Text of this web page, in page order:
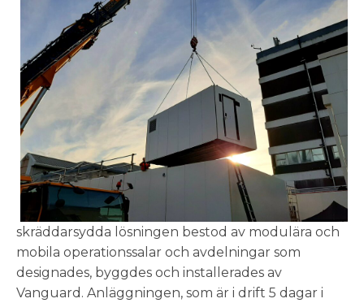
skräddarsydda lösningen bestod av modulära och
mobila operationssalar och avdelningar som
designades, byggdes och installerades av
Vanguard. Anläggningen, som är i drift 5 dagar i